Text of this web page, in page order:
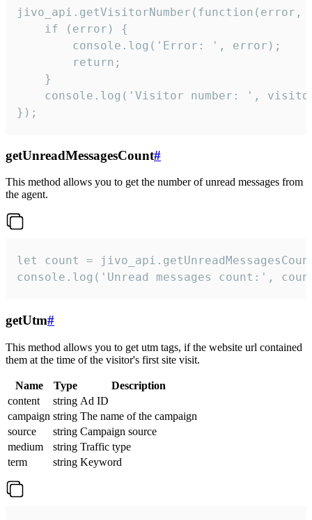
jivo_api.getVisitorNumber(function(error,
    if (error) {
        console.log('Error: ', error);
        return;
    }
console.log('Visitor number: ',
});
getUnreadMessagesCount#
This method allows you to get the number of unread messages from
the agent.
let count =
console.log('Unread messages count:',
getUtm#
This method allows you to get utm tags, if the website url contained
them at the time of the visitor's first site visit.
Name Type
Description
content
string Ad ID
campaign string The name of the campaign
source
string Campaign source
medium
string Traffic type
term
string Keyword